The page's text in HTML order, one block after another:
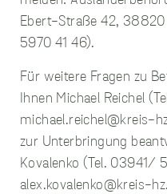
Ebert-Straße 42,
5970 41 46).
Für weitere Fragen zu
Ihnen Michael Reichel
michael.reichel@kreis-
zur Unterbringung
Kovalenko (Tel. 03941/
alex.kovalenko@kreis-